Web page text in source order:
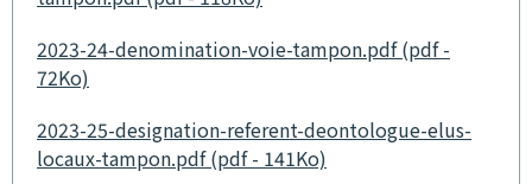
2023-24-denomination-voie-tampon.pdf (pdf -
72Ko)
2023-25-designation-referent-deontologue-elus-
locaux-tampon.pdf (pdf - 141Ko)